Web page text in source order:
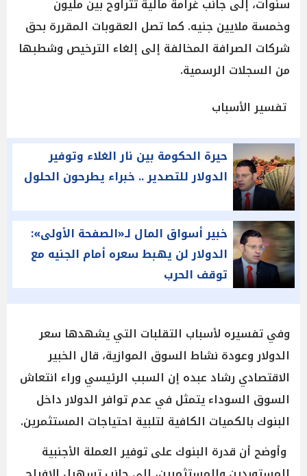
سنوات، إلى جانب غرامة مالية تتراوح بين مليون
وخمسة ملايين جنيه. كما تصل العقوبات المقررة بحق
شركات الصرافة المخالفة إلى إلغاء الترخيص وشطبها
من السجلات الرسمية.
تفسير الأسباب
حيرة الحكومة بين نار الغلاء وتوفير
الدولار للتصدير .. خبراء يطرحون الحلول
خبير أسواق المال لـ«الصفحة الأولى»:
الدولار لن يهبط سعره أمام الجنيه مع
توقف الحرب
وفي تفسيره لأسباب التقلبات التي يشهدها سعر
الدولار وعودة نشاط السوق الموازية، قال الخبير
الاقتصادي رشاد عبده إن السبب الرئيسي وراء انتعاش
السوق السوداء يتمثل في عدم توافر الدولار داخل
البنوك بالكميات الكافية لتلبية احتياجات المستثمرين.
وأوضح أن قدرة البنوك على توفير العملة الأجنبية